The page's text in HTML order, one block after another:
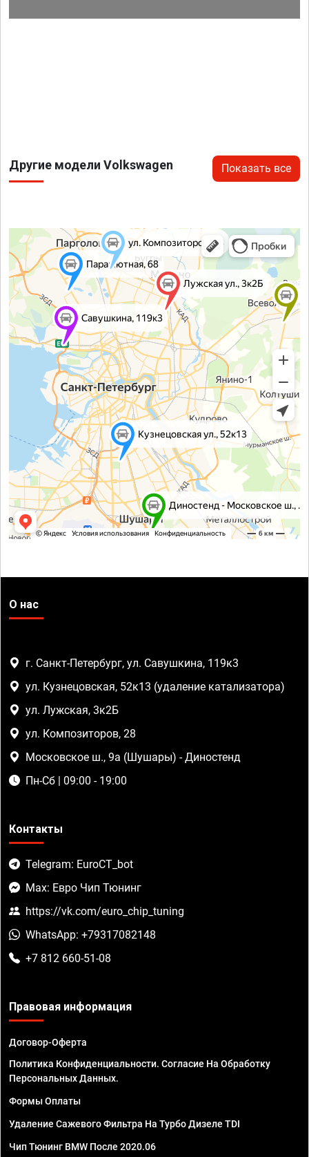
Другие модели Volkswagen Показать все
О нас
г. Санкт-Петербург, ул. Савушкина, 119к3
ул. Кузнецовская, 52к13 (удаление катализатора)
ул. Лужская, 3к2Б
ул. Композиторов, 28
Московское ш., 9а (Шушары) - Диностенд
Пн-Сб | 09:00 - 19:00
Контакты
Telegram: EuroCT_bot
Max: Евро Чип Тюнинг
https://vk.com/euro_chip_tuning
WhatsApp: +79317082148
+7 812 660-51-08
Правовая информация
Договор-Оферта
Политика Конфиденциальности. Согласие На Обработку
Персональных Данных.
Формы Оплаты
Удаление Сажевого Фильтра На Турбо Дизеле TDI
Чип Тюнинг BMW После 2020.06